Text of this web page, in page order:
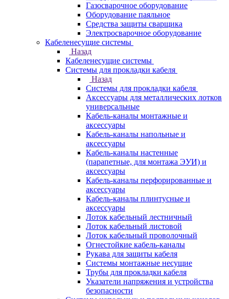
Газосварочное оборудование
Оборудование паяльное
Средства защиты сварщика
Электросварочное оборудование
Кабеленесущие системы
Назад
Кабеленесущие системы
Системы для прокладки кабеля
Назад
Системы для прокладки кабеля
Аксессуары для металлических лотков
универсальные
Кабель-каналы монтажные и
аксессуары
Кабель-каналы напольные и
аксессуары
Кабель-каналы настенные
(парапетные, для монтажа ЭУИ) и
аксессуары
Кабель-каналы перфорированные и
аксессуары
Кабель-каналы плинтусные и
аксессуары
Лоток кабельный лестничный
Лоток кабельный листовой
Лоток кабельный проволочный
Огнестойкие кабель-каналы
Рукава для защиты кабеля
Системы монтажные несущие
Трубы для прокладки кабеля
Указатели напряжения и устройства
безопасности